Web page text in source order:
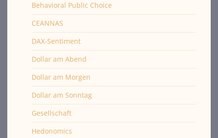
Behavioral Public Choice
CEANNAS
DAX-Sentiment
Dollar am Abend
Dollar am Morgen
Dollar am Sonntag
Gesellschaft
Hedonomics